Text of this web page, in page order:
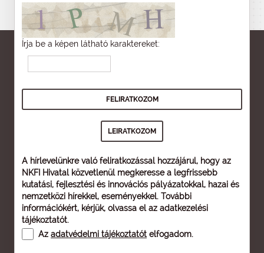
Írja be a képen látható karaktereket:
A hírlevelünkre való feliratkozással hozzájárul, hogy az
NKFI Hivatal közvetlenül megkeresse a legfrissebb
kutatási, fejlesztési és innovációs pályázatokkal, hazai és
nemzetközi hírekkel, eseményekkel. További
információkért, kérjük, olvassa el az adatkezelési
tájékoztatót.
Az adatvédelmi tájékoztatót elfogadom.